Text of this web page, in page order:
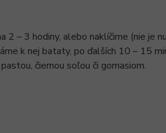
2 – 3 hodiny, alebo naklíčime (nie je
k nej bataty, po ďalších 10 – 15
čiernou soľou či gomasiom.